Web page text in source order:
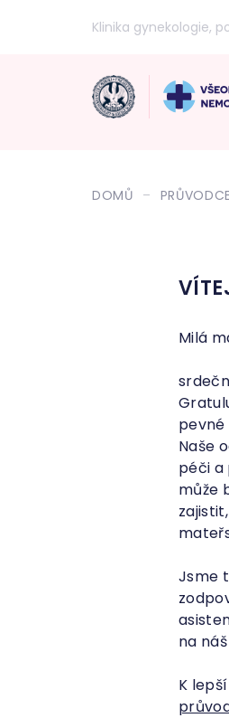
Klinika gynekologie,
DOMŮ
Milá
Naše
péči a
může
Jsme
na
K